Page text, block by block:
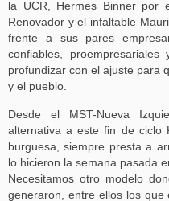
la UCR, Hermes Binner por
Renovador y el infaltable
frente a sus pares
confiables,
profundizar con el ajuste para
y el pueblo.
Desde el MST-Nueva
alternativa a este fin de ciclo
burguesa, siempre presta a
lo hicieron la semana pasada
Necesitamos otro modelo
generaron, entre ellos los